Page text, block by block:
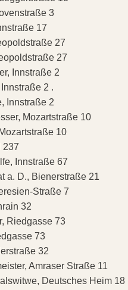
3
17
27
27
Innstraße 2
2 .
Innstraße 2
Mozartstraße 10
10
237
Innstraße 67
a. D., Bienerstraße 21
Straße 7
32
Riedgasse 73
73
32
Amraser Straße 11
Deutsches Heim 18